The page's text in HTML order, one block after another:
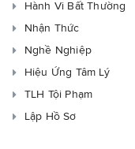
Hành Vi Bất Thường
Nhận Thức
Nghề Nghiệp
Hiệu Ứng Tâm Lý
TLH Tội Phạm
Lập Hồ Sơ